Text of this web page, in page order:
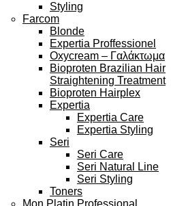
Styling
Farcom
Blonde
Expertia Proffessionel
Oxycream – Γαλάκτωμα
Bioproten Brazilian Hair
Straightening Treatment
Bioproten Hairplex
Expertia
Expertia Care
Expertia Styling
Seri
Seri Care
Seri Natural Line
Seri Styling
Toners
Mon Platin Professional